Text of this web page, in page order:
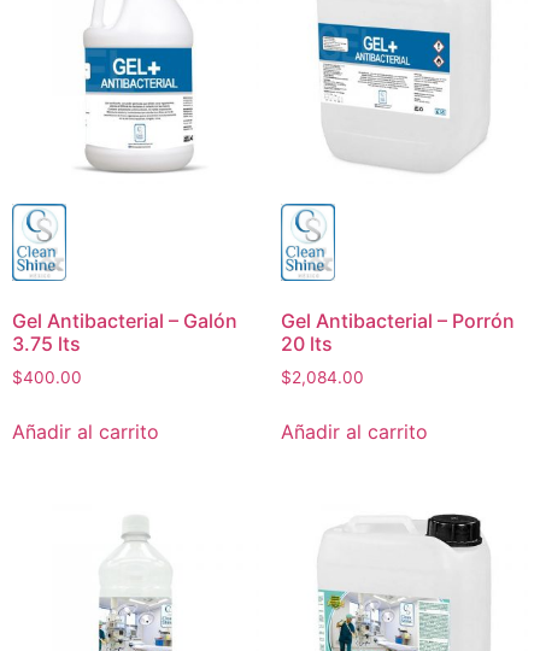
Gel Antibacterial – Galón
3.75 lts
$400.00
Añadir al carrito
Gel Antibacterial – Porrón
20 lts
$2,084.00
Añadir al carrito